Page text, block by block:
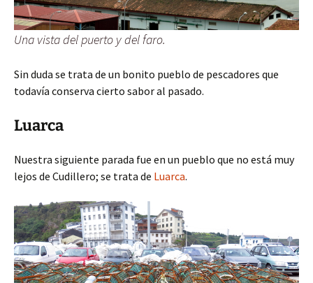
Una vista del puerto y del faro.
Sin duda se trata de un bonito pueblo de pescadores que
todavía conserva cierto sabor al pasado.
Luarca
Nuestra siguiente parada fue en un pueblo que no está muy
lejos de Cudillero; se trata de Luarca.